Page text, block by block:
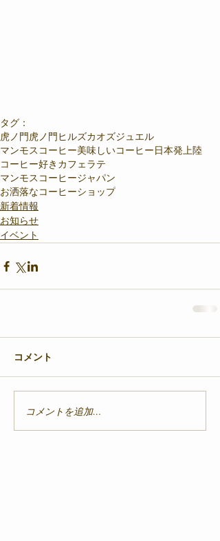
タグ：
虎ノ門虎ノ門ヒルズカオズジュエル
マンモスコーヒー美味しいコーヒー日本発上陸
コーヒー好き カフェラテ
マンモスコーヒージャパン
お洒落なコーヒーショップ
新着情報
お知らせ
イベント
コメント
コメントを追加…